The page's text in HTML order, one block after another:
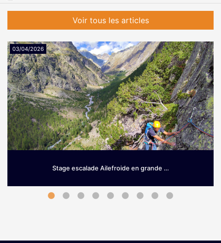
Voir tous les articles
Stage escalade Ailefroide en grande …
03/04/2026
Grimpez sur le granit d’Ailefroide! Envie de prendre de la